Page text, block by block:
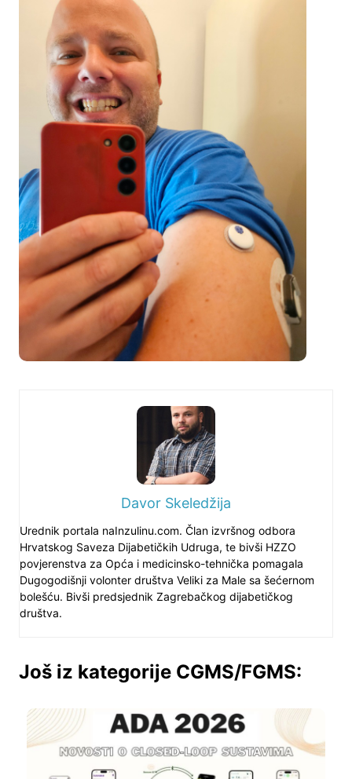
Davor Skeledžija
Urednik portala naInzulinu.com. Član izvršnog odbora
Hrvatskog Saveza Dijabetičkih Udruga, te bivši HZZO
povjerenstva za Opća i medicinsko-tehnička pomagala
Dugogodišnji volonter društva Veliki za Male sa šećernom
bolešću. Bivši predsjednik Zagrebačkog dijabetičkog
društva.
Još iz kategorije CGMS/FGMS: